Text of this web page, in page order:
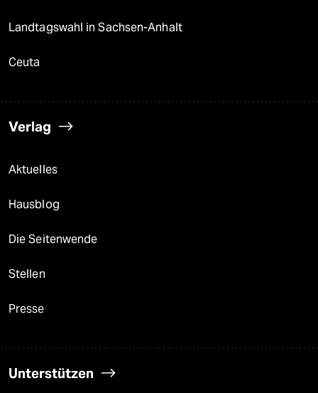
Landtagswahl in Sachsen-Anhalt
Ceuta
Verlag
Aktuelles
Hausblog
Die Seitenwende
Stellen
Presse
Unterstützen